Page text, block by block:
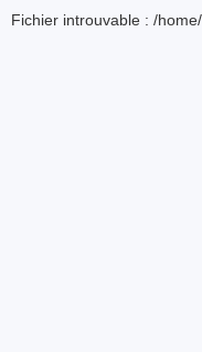
Fichier introuvable : /